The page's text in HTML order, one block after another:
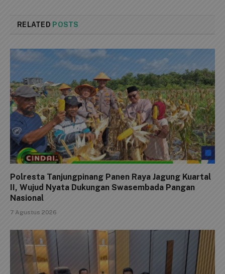
RELATED POSTS
Polresta Tanjungpinang Panen Raya Jagung Kuartal
II, Wujud Nyata Dukungan Swasembada Pangan
Nasional
7 Agustus 2026